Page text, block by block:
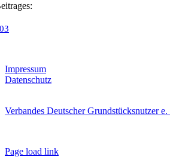
Impressum
Datenschutz
Verbandes Deutscher Grundstücksnutzer
Page load link